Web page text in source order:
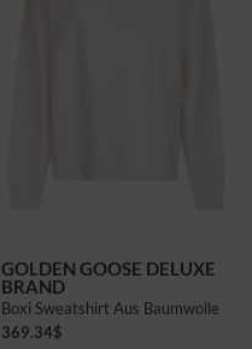
GOLDEN GOOSE DELUXE
BRAND
Boxi Sweatshirt Aus Baumwolle
369.34$